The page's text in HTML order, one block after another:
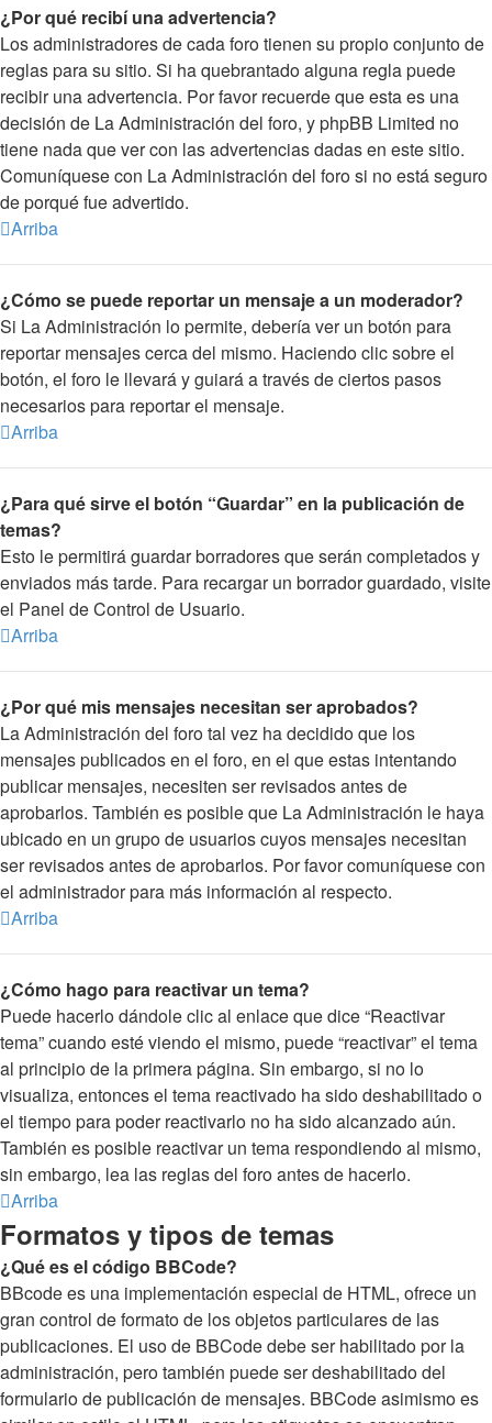
¿Por qué recibí una advertencia?
Los administradores de cada foro tienen su propio conjunto de
reglas para su sitio. Si ha quebrantado alguna regla puede
recibir una advertencia. Por favor recuerde que esta es una
decisión de La Administración del foro, y phpBB Limited no
tiene nada que ver con las advertencias dadas en este sitio.
Comuníquese con La Administración del foro si no está seguro
de porqué fue advertido.
Arriba
¿Cómo se puede reportar un mensaje a un moderador?
Si La Administración lo permite, debería ver un botón para
reportar mensajes cerca del mismo. Haciendo clic sobre el
botón, el foro le llevará y guiará a través de ciertos pasos
necesarios para reportar el mensaje.
Arriba
¿Para qué sirve el botón “Guardar” en la publicación de
temas?
Esto le permitirá guardar borradores que serán completados y
enviados más tarde. Para recargar un borrador guardado, visite
el Panel de Control de Usuario.
Arriba
¿Por qué mis mensajes necesitan ser aprobados?
La Administración del foro tal vez ha decidido que los
mensajes publicados en el foro, en el que estas intentando
publicar mensajes, necesiten ser revisados antes de
aprobarlos. También es posible que La Administración le haya
ubicado en un grupo de usuarios cuyos mensajes necesitan
ser revisados antes de aprobarlos. Por favor comuníquese con
el administrador para más información al respecto.
Arriba
¿Cómo hago para reactivar un tema?
Puede hacerlo dándole clic al enlace que dice “Reactivar
tema” cuando esté viendo el mismo, puede “reactivar” el tema
al principio de la primera página. Sin embargo, si no lo
visualiza, entonces el tema reactivado ha sido deshabilitado o
el tiempo para poder reactivarlo no ha sido alcanzado aún.
También es posible reactivar un tema respondiendo al mismo,
sin embargo, lea las reglas del foro antes de hacerlo.
Arriba
Formatos y tipos de temas
¿Qué es el código BBCode?
BBcode es una implementación especial de HTML, ofrece un
gran control de formato de los objetos particulares de las
publicaciones. El uso de BBCode debe ser habilitado por la
administración, pero también puede ser deshabilitado del
formulario de publicación de mensajes. BBCode asimismo es